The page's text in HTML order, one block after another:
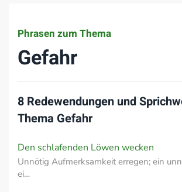
Phrasen zum Thema
Gefahr
8 Redewendungen und
Thema Gefahr
Den schlafenden Löwen wecken
Unnötig Aufmerksamkeit erregen; ein
ei…